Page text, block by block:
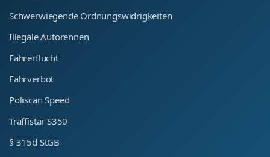
Schwerwiegende Ordnungswidrigkeiten
Illegale Autorennen
Fahrerflucht
Fahrverbot
Poliscan Speed
Traffistar S350
§ 315d StGB